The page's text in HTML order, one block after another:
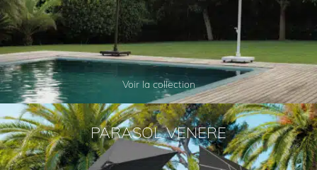
Voir la collection
PARASOL VENERE